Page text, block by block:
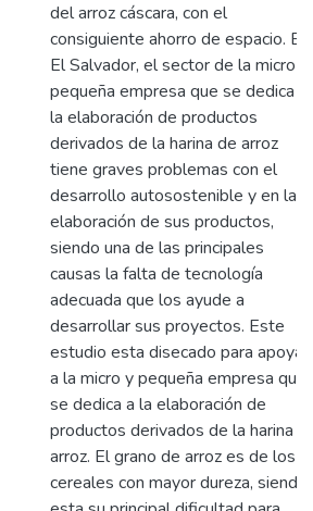
del arroz cáscara, con el
consiguiente ahorro de espacio. En
El Salvador, el sector de la micro y
pequeña empresa que se dedica a
la elaboración de productos
derivados de la harina de arroz
tiene graves problemas con el
desarrollo autosostenible y en la
elaboración de sus productos,
siendo una de las principales
causas la falta de tecnología
adecuada que los ayude a
desarrollar sus proyectos. Este
estudio esta disecado para apoyar
a la micro y pequeña empresa que
se dedica a la elaboración de
productos derivados de la harina
arroz. El grano de arroz es de los
cereales con mayor dureza, siendo